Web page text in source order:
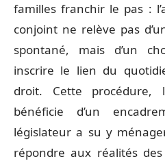
familles franchir le pas :
conjoint ne relève pas
spontané, mais d’un
inscrire le lien du
droit. Cette procédure,
bénéficie d’un
législateur a su y
répondre aux réalités